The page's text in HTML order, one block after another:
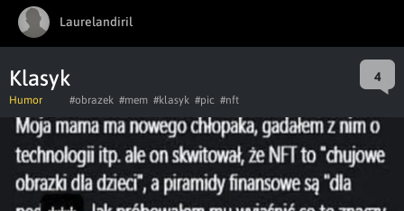
Laurelandiril
Klasyk 4
Humor #obrazek #mem #klasyk #pic #nft